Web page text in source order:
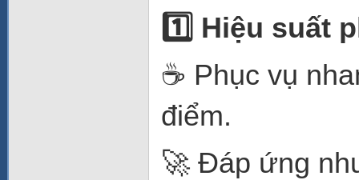
1️ Hiệu suất
☕ Phục vụ
điểm.
🚀 Đáp ứng